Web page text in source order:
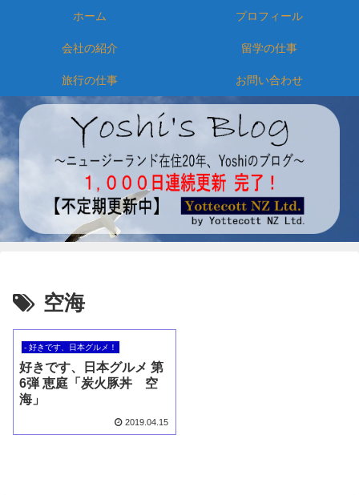
ホーム プロフィール
会社の紹介 留学の仕事
旅行の仕事 お問い合わせ
空海
- 好きです、日本グルメ！
好きです、日本グルメ 第
6弾 恵庭「炭火豚丼 空
海」
2019.04.15